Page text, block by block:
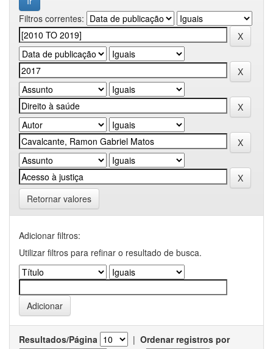
Filtros correntes:
Retornar valores
Adicionar filtros:
Utilizar filtros para refinar o resultado de busca.
Resultados/Página | Ordenar registros por